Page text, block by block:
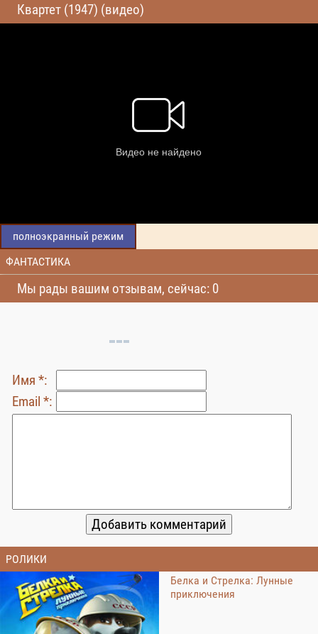
Квартет (1947) (видео)
полноэкранный режим
ФАНТАСТИКА
Мы рады вашим отзывам, сейчас: 0
Имя *:
Email *:
РОЛИКИ
Белка и Стрелка: Лунные
приключения